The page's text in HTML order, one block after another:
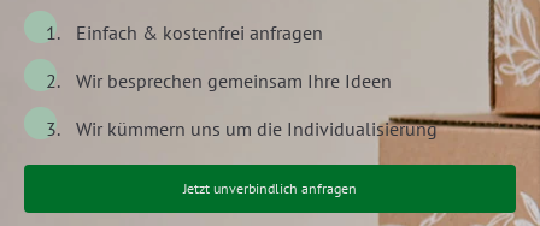
Einfach & kostenfrei anfragen
Wir besprechen gemeinsam Ihre Ideen
Wir kümmern uns um die Individualisierung
Jetzt unverbindlich anfragen